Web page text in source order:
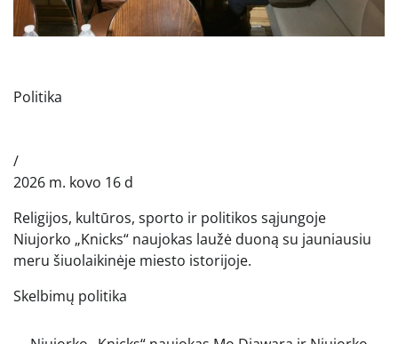
Politika
/
2026 m. kovo 16 d
Religijos, kultūros, sporto ir politikos sąjungoje
Niujorko „Knicks“ naujokas laužė duoną su jauniausiu
meru šiuolaikinėje miesto istorijoje.
Skelbimų politika